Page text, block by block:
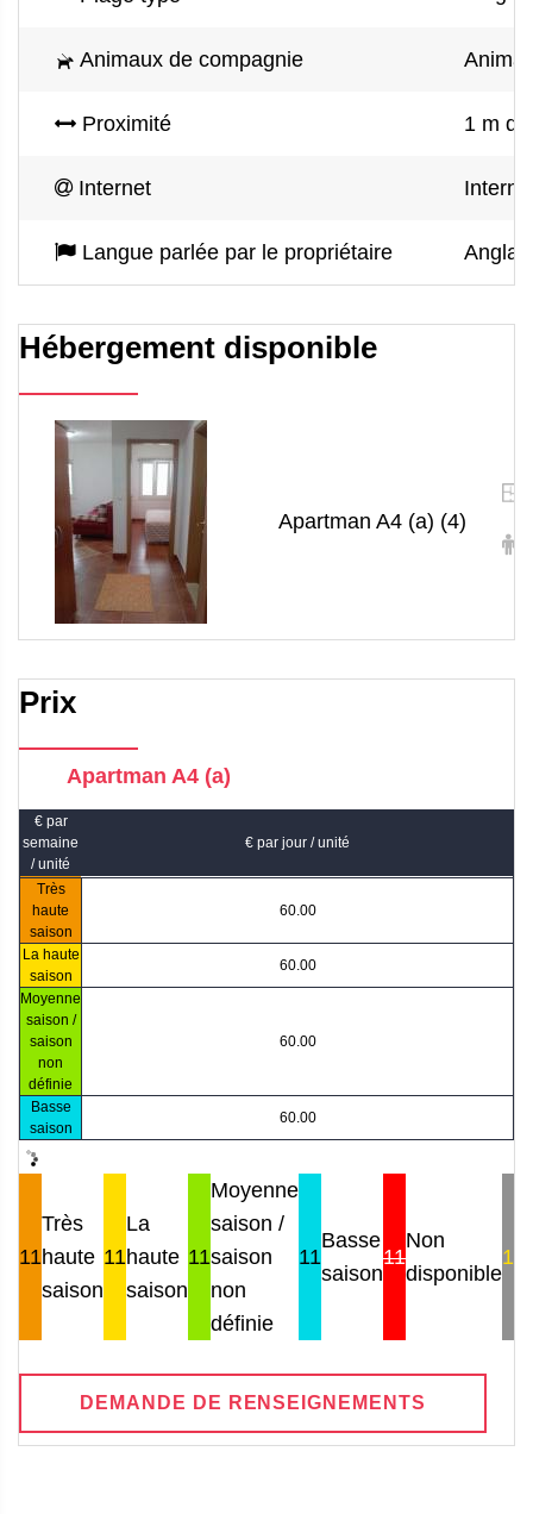
Animaux de compagnie
Proximité 1 m
Internet
Langue parlée par le propriétaire Anglais
Hébergement disponible
Apartman A4 (a) (4)
Prix
Apartman A4 (a)
€ par
semaine
/ unité
€ par jour / unité
Très
haute
saison
60.00
La haute
saison
60.00
Moyenne
saison /
saison
non
définie
60.00
Basse
saison
60.00
11
Très
haute
saison
11
La
haute
saison
11
Moyenne
saison /
saison
non
définie
11
Basse
saison
11
Non
disponible
11
DEMANDE DE RENSEIGNEMENTS